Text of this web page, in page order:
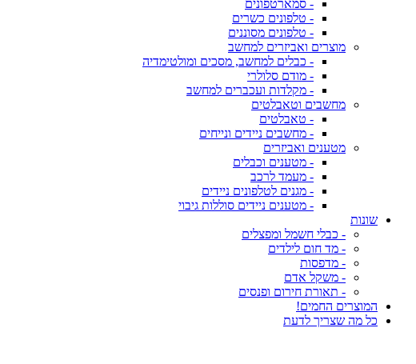
- סמארטפונים
- טלפונים כשרים
- טלפונים מסוננים
מוצרים ואביזרים למחשב
- כבלים למחשב, מסכים ומולטימדיה
- מודם סלולרי
- מקלדות ועכברים למחשב
מחשבים וטאבלטים
- טאבלטים
- מחשבים ניידים ונייחים
מטענים ואביזרים
- מטענים וכבלים
- מעמד לרכב
- מגנים לטלפונים ניידים
- מטענים ניידים סוללות גיבוי
שונות
- כבלי חשמל ומפצלים
- מד חום לילדים
- מדפסות
- משקל אדם
- תאורת חירום ופנסים
המוצרים החמים!
כל מה שצריך לדעת